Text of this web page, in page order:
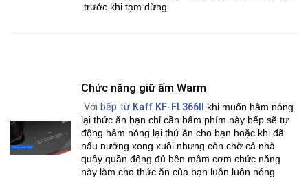
trước khi tạm dừng.
Chức năng giữ ấm Warm
Với bếp từ Kaff KF-FL366II
khi muốn hâm nóng
lại thức ăn bạn chỉ cần bấm phím này bếp sẽ tự
động hâm nóng lại thứ ăn cho bạn hoặc khi đã
nấu nướng xong xuôi nhưng còn chờ cả nhà
quây quần đông đủ bên mâm cơm chức năng
này làm cho thức ăn của bạn luôn luôn nóng